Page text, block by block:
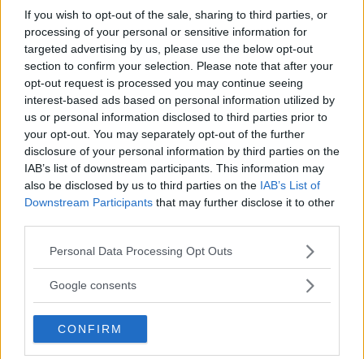
If you wish to opt-out of the sale, sharing to third parties, or
processing of your personal or sensitive information for
targeted advertising by us, please use the below opt-out
section to confirm your selection. Please note that after your
opt-out request is processed you may continue seeing
interest-based ads based on personal information utilized by
us or personal information disclosed to third parties prior to
your opt-out. You may separately opt-out of the further
disclosure of your personal information by third parties on the
IAB’s list of downstream participants. This information may
also be disclosed by us to third parties on the IAB’s List of
Downstream Participants that may further disclose it to other
Please note that this website/app uses one or more Google
not limited to your visit or usage behaviour. You may click to
use your data for below specified purposes in below Google
consent section.
Personal Data Processing Opt Outs
Google consents
CONFIRM
Västerviks HF störde serieledarna – föll
på egna misstag
HANDBOLL 16 februari 2025 17.27
VHF tappade ledning till förlust sent:
"Löste inte deras taktiska drag"
Ineffektivt Västervik föll klart på
bortaplan: "Tufft överlag"
HANDBOLL 26 januari 2025 14.42